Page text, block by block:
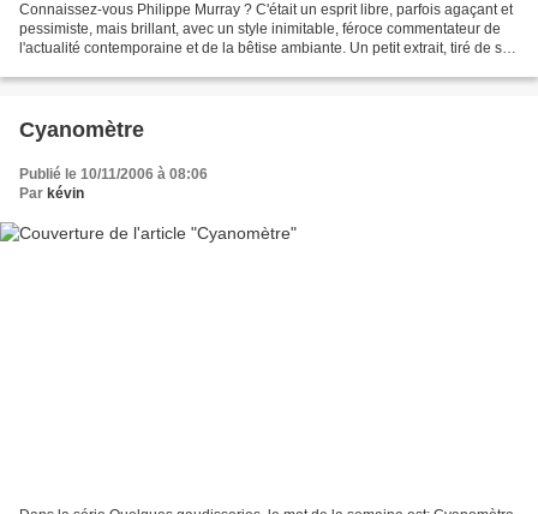
Connaissez-vous Philippe Murray ? C'était un esprit libre, parfois agaçant et
pessimiste, mais brillant, avec un style inimitable, féroce commentateur de
l'actualité contemporaine et de la bêtise ambiante. Un petit extrait, tiré de son
Cyanomètre
Publié le 10/11/2006 à 08:06
Par kévin